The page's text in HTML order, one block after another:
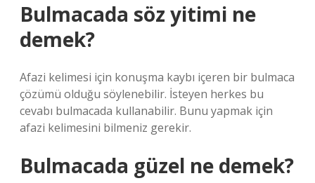
Bulmacada söz yitimi ne
demek?
Afazi kelimesi için konuşma kaybı içeren bir bulmaca
çözümü olduğu söylenebilir. İsteyen herkes bu
cevabı bulmacada kullanabilir. Bunu yapmak için
afazi kelimesini bilmeniz gerekir.
Bulmacada güzel ne demek?